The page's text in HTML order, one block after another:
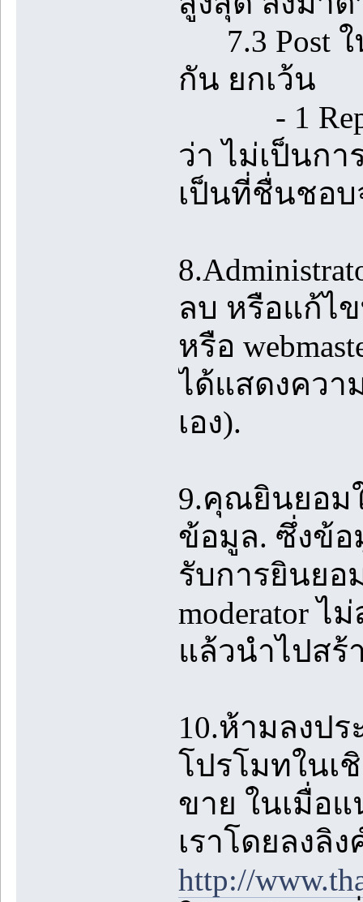
7.3 Post ใ
กัน ยกเว้น
- 1 Reply
ว่า ไม่เป็นก
เป็นที่ชื่นชอบ
ลบ หรือแก้ไข
หรือ
ได้แสดงควา
เอง).
9.คุณยินยอม
ข้อมูล. ซึ่งข้อ
รับการยินยอ
moderator
แล้วนำไปสร้
10.ห้ามลงป
โปรโมทในเ
ขาย ในเมื่อ
เราโดยลงลิง
http://